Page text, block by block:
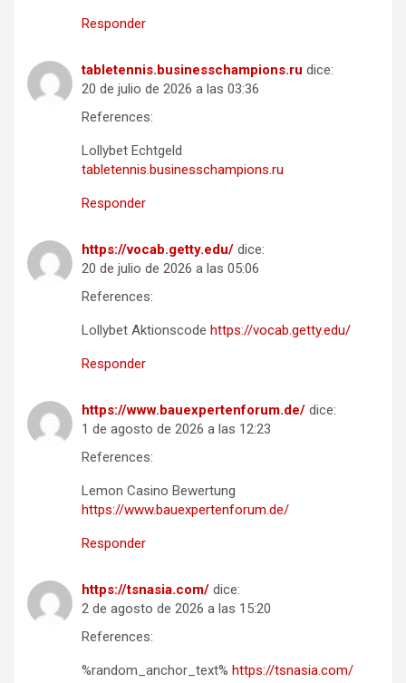
Responder
tabletennis.businesschampions.ru dice:
20 de julio de 2026 a las 03:36
References:
Lollybet Echtgeld
tabletennis.businesschampions.ru
Responder
https://vocab.getty.edu/ dice:
20 de julio de 2026 a las 05:06
References:
Lollybet Aktionscode https://vocab.getty.edu/
Responder
https://www.bauexpertenforum.de/ dice:
1 de agosto de 2026 a las 12:23
References:
Lemon Casino Bewertung
https://www.bauexpertenforum.de/
Responder
https://tsnasia.com/ dice:
2 de agosto de 2026 a las 15:20
References:
%random_anchor_text% https://tsnasia.com/